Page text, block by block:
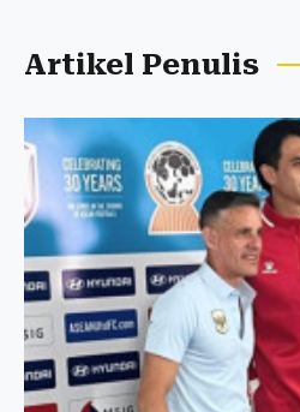
Artikel Penulis